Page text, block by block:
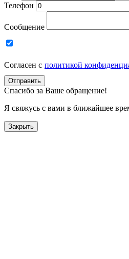
Телефон
Сообщение
Согласен с политикой
Отправить
Спасибо за Ваше обращение!
Я свяжусь с вами в ближайшее
Закрыть